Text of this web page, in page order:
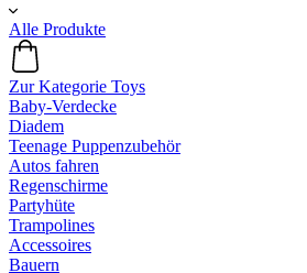
Alle Produkte
Zur Kategorie Toys
Baby-Verdecke
Diadem
Teenage Puppenzubehör
Autos fahren
Regenschirme
Partyhüte
Trampolines
Accessoires
Bauern